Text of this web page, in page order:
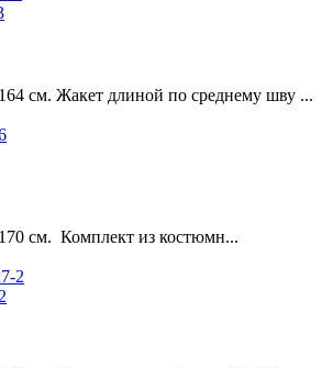
см. Жакет длиной по среднему шву ...
см. Комплект из костюмн...